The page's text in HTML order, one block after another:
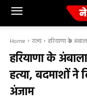
Home राज्य हरियाणा के
हरियाणा के
हत्या, बदमाशों ने
अंजाम